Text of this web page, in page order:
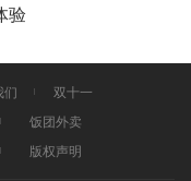
验
们
双十一
饭团外卖
版权声明